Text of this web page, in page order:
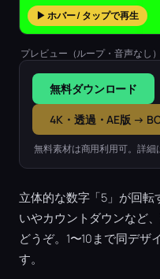
▶ ホバー / タップで再生
プレビュー（ループ・音声なし
無料ダウンロード
4K・透過・AE版 →
無料素材は商用利用可。詳細
立体的な数字「5」が回
いやカウントダウンなど
どうぞ。1〜10まで同デザ
す。